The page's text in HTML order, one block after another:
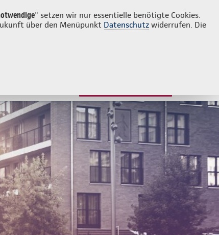
" setzen wir nur essentielle benötigte Cookies.
über den Menüpunkt Datenschutz widerrufen. Die
Login Kontakt 07465 1555